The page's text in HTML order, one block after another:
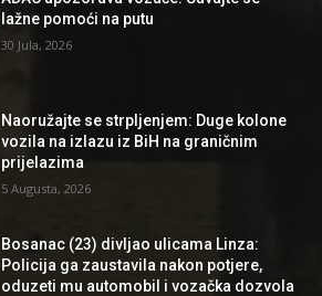
lažne pomoći na putu
30 Jula, 2026
Naoružajte se strpljenjem: Duge kolone
vozila na izlazu iz BiH na graničnim
prijelazima
5 Augusta, 2026
Bosanac (23) divljao ulicama Linza:
Policija ga zaustavila nakon potjere,
oduzeti mu automobil i vozačka dozvola